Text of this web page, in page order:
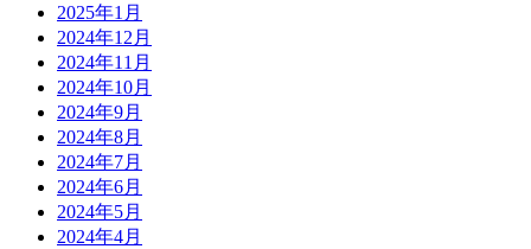
2025年1月
2024年12月
2024年11月
2024年10月
2024年9月
2024年8月
2024年7月
2024年6月
2024年5月
2024年4月